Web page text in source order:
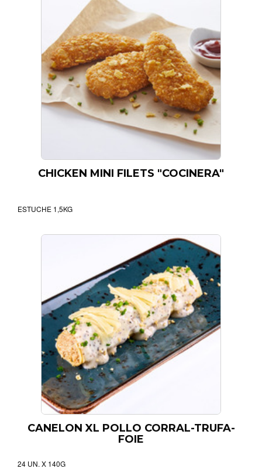
CHICKEN MINI FILETS "COCINERA"
ESTUCHE 1,5KG
CANELON XL POLLO CORRAL-TRUFA-
FOIE
24 UN. X 140G